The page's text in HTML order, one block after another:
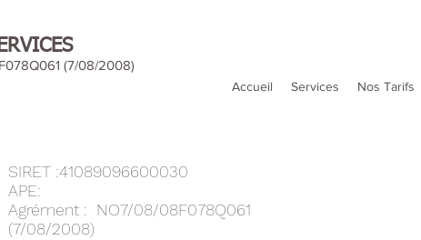
(7/08/2008)
Accueil Services Nos Tarifs
SIRET :41089096600030
APE:
Agrément : NO7/08/08F078Q061
(7/08/2008)